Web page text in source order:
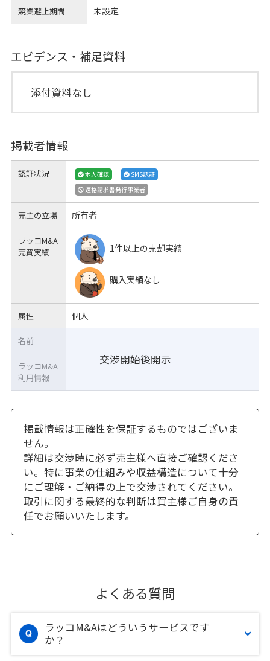
競業避止期間 未設定
エビデンス・補足資料
添付資料なし
掲載者情報
認証状況 本人確認
SMS認証
適格請求書発行事業者
売主の立場 所有者
ラッコM&A
売買実績
1件以上の売却実績
購入実績なし
属性 個人
交渉開始後開示
名前
ラッコM&A
利用情報
掲載情報は正確性を保証するものではございま
せん。
詳細は交渉時に必ず売主様へ直接ご確認くださ
い。特に事業の仕組みや収益構造について十分
にご理解・ご納得の上で交渉されてください。
取引に関する最終的な判断は買主様ご自身の責
任でお願いいたします。
よくある質問
ラッコM&Aはどういうサービスです
か？